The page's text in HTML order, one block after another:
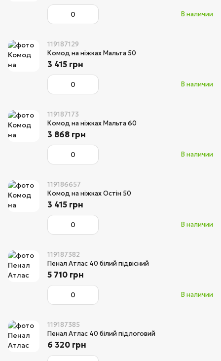
В наличии
119187129
Комод на ніжках Мальта 50
В наличии
3 415 грн
119187173
Комод на ніжках Мальта 60
В наличии
3 868 грн
119186657
Комод на ніжках Остін 50
В наличии
3 415 грн
119187382
Пенал Атлас 40 білий підвісний
В наличии
5 710 грн
119187385
Пенал Атлас 40 білий підлоговий
6 320 грн